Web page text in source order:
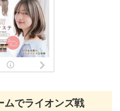
ムでライオンズ戦